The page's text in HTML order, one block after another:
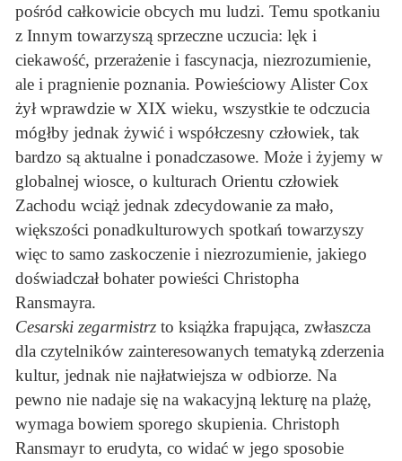
pośród całkowicie obcych mu ludzi. Temu spotkaniu
z Innym towarzyszą sprzeczne uczucia: lęk i
ciekawość, przerażenie i fascynacja, niezrozumienie,
ale i pragnienie poznania. Powieściowy Alister Cox
żył wprawdzie w XIX wieku, wszystkie te odczucia
mógłby jednak żywić i współczesny człowiek, tak
bardzo są aktualne i ponadczasowe. Może i żyjemy w
globalnej wiosce, o kulturach Orientu człowiek
Zachodu wciąż jednak zdecydowanie za mało,
większości ponadkulturowych spotkań towarzyszy
więc to samo zaskoczenie i niezrozumienie, jakiego
doświadczał bohater powieści Christopha
Ransmayra.
Cesarski zegarmistrzto książka frapująca, zwłaszcza
dla czytelników zainteresowanych tematyką zderzenia
kultur, jednak nie najłatwiejsza w odbiorze. Na
pewno nie nadaje się na wakacyjną lekturę na plażę,
wymaga bowiem sporego skupienia. Christoph
Ransmayr to erudyta, co widać w jego sposobie